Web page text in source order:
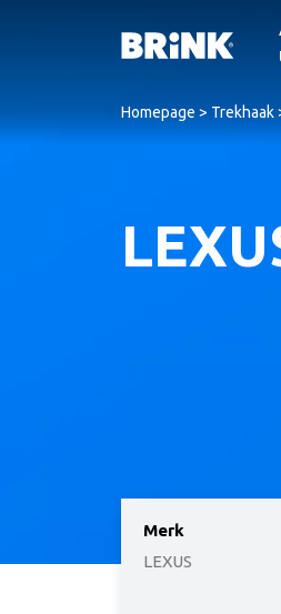
Homepage > Trekhaak
Merk
LEXUS